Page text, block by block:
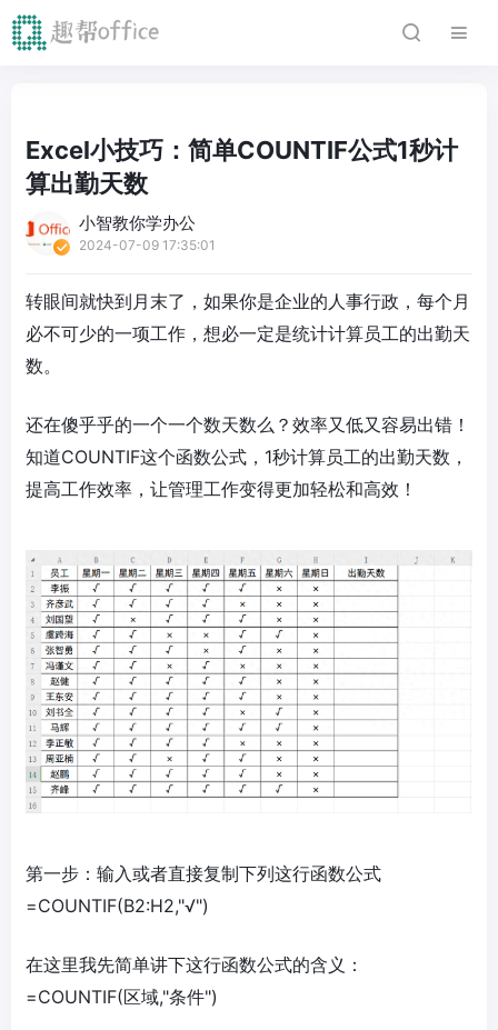
Excel小技巧：简单COUNTIF公式1秒计
算出勤天数
小智教你学办公
2024-07-09 17:35:01
转眼间就快到月末了，如果你是企业的人事行政，每个月
必不可少的一项工作，想必一定是统计计算员工的出勤天
数。
还在傻乎乎的一个一个数天数么？效率又低又容易出错！
知道COUNTIF这个函数公式，1秒计算员工的出勤天数，
提高工作效率，让管理工作变得更加轻松和高效！
第一步：输入或者直接复制下列这行函数公式
=COUNTIF(B2:H2,"√")
在这里我先简单讲下这行函数公式的含义：
=COUNTIF(区域,"条件")